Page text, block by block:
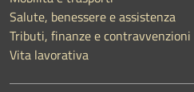
Salute, benessere e assistenza
Tributi, finanze e contravvenzioni
Vita lavorativa